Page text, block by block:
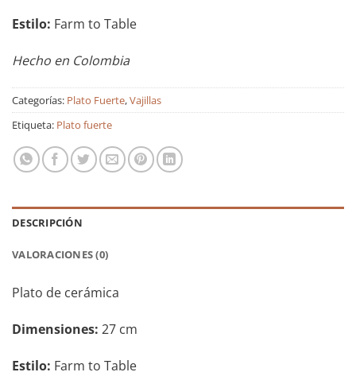
Estilo: Farm to Table
Hecho en Colombia
Categorías: Plato Fuerte,Vajillas
Etiqueta: Plato fuerte
DESCRIPCIÓN
VALORACIONES (0)
Plato de cerámica
Dimensiones: 27 cm
Estilo: Farm to Table